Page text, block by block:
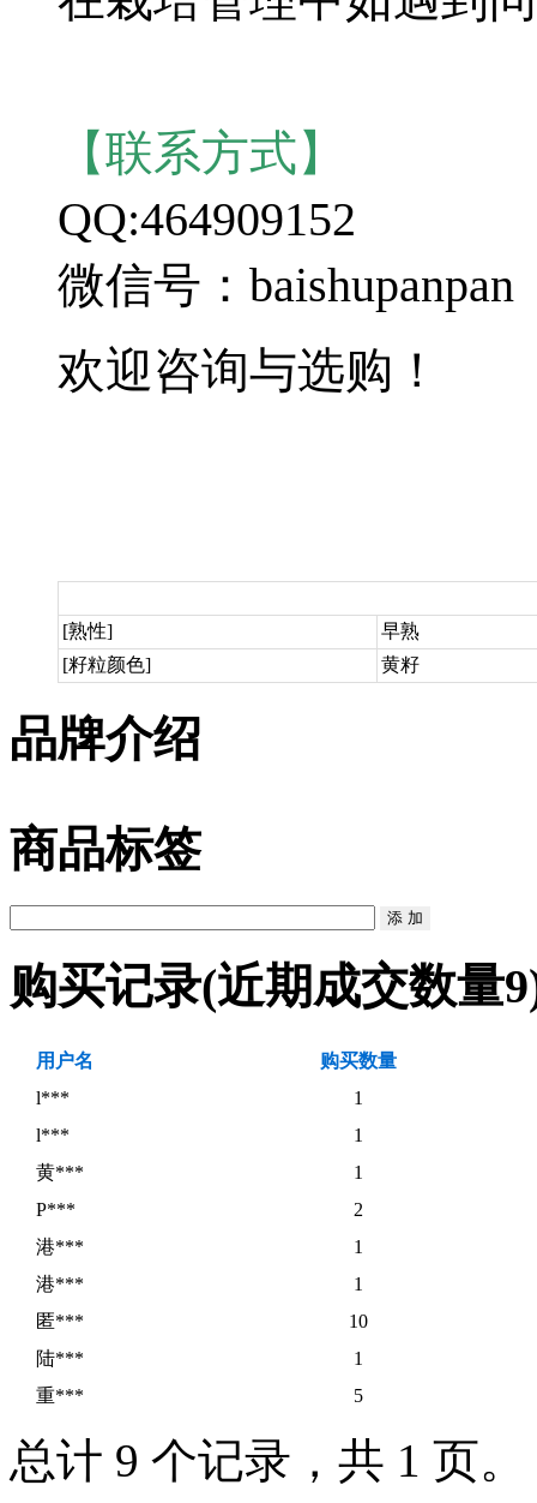
【联系方式】
QQ:464909152
微信号：baishupanpan
欢迎咨询与选购！
[熟性]
早熟
[籽粒颜色]
黄籽
品牌介绍
商品标签
购买记录(近期成交数量9
用户名
购买数量
l***
1
l***
1
黄***
1
P***
2
港***
1
港***
1
匿***
10
陆***
1
重***
5
总计 9 个记录，共 1 页。